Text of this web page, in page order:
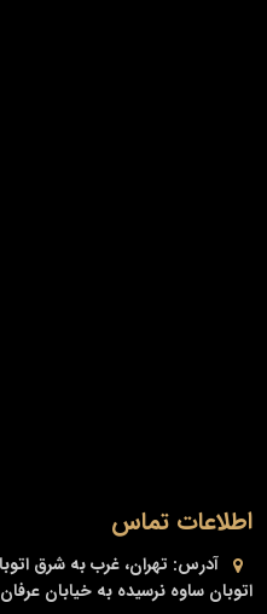
اطلاعات تماس
آدرس:
اتوبان ساوه نرسیده به خیابان عرفان